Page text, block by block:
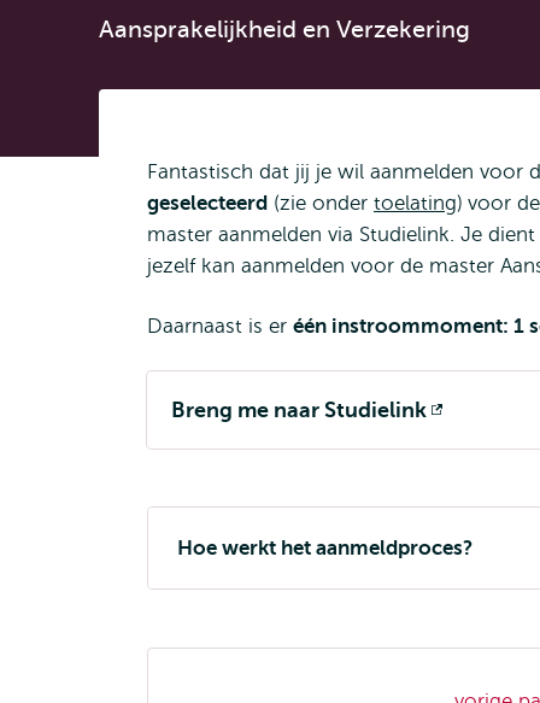
Aansprakelijkheid en Verzekering
Fantastisch dat jij je wil aanmelden voor
geselecteerd (zie onder toelating) voor
master aanmelden via Studielink. Je
jezelf kan aanmelden voor de master
Daarnaast is er één instroommoment: 1
Breng me naar Studielink
Opent
extern
Hoe werkt het aanmeldproces?